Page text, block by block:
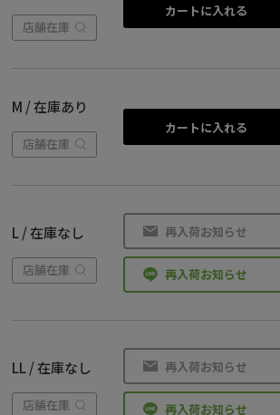
店舗在庫
カートに入れる
M / 在庫あり
店舗在庫
カートに入れる
L / 在庫なし
店舗在庫
再入荷お知らせ
再入荷お知らせ
LL / 在庫なし
店舗在庫
再入荷お知らせ
再入荷お知らせ